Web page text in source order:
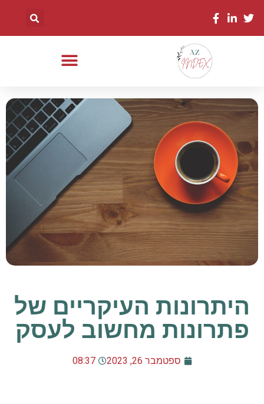
היתרונות העיקריים של
פתרונות מחשוב לעסק
ספטמבר 26, 2023 08:37